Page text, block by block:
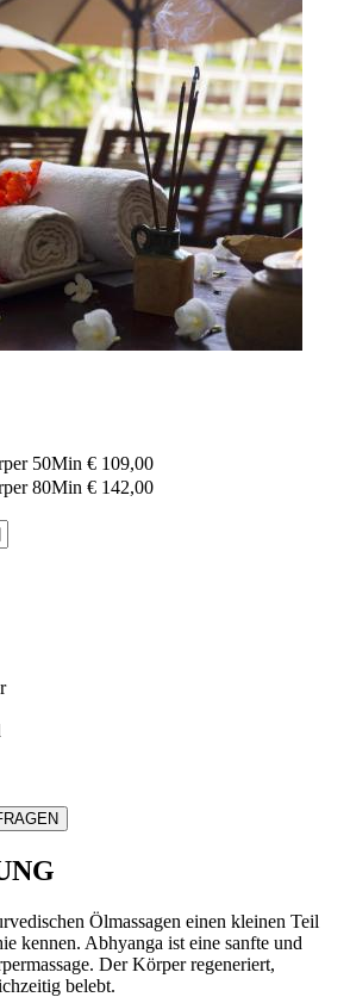
50Min € 109,00
80Min € 142,00
Ölmassagen einen kleinen Teil
kennen. Abhyanga ist eine sanfte und
Der Körper regeneriert,
belebt.